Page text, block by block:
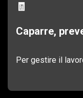
🧾
Caparre,
Per gestire il